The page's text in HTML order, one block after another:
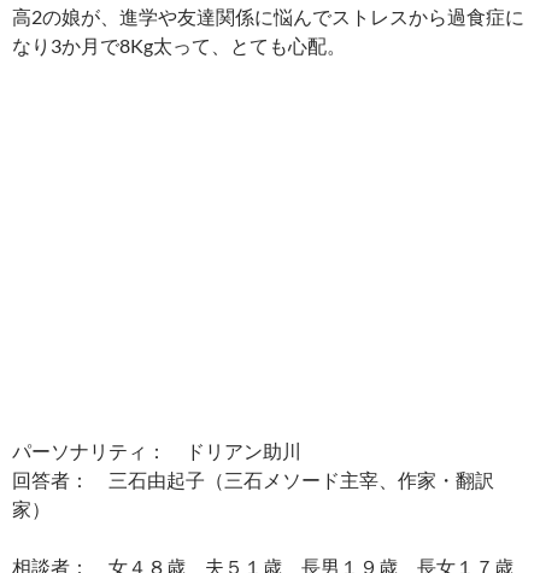
高2の娘が、進学や友達関係に悩んでストレスから過食症に
なり3か月で8Kg太って、とても心配。
パーソナリティ： ドリアン助川
回答者： 三石由起子（三石メソード主宰、作家・翻訳
家）
相談者： 女４８歳 夫５１歳 長男１９歳 長女１７歳